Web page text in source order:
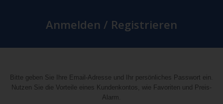
Anmelden / Registrieren
Bitte geben Sie Ihre Email-Adresse und Ihr persönliches Passwort ein.
Nutzen Sie die Vorteile eines Kundenkontos, wie Favoriten und Preis-
Alarm.